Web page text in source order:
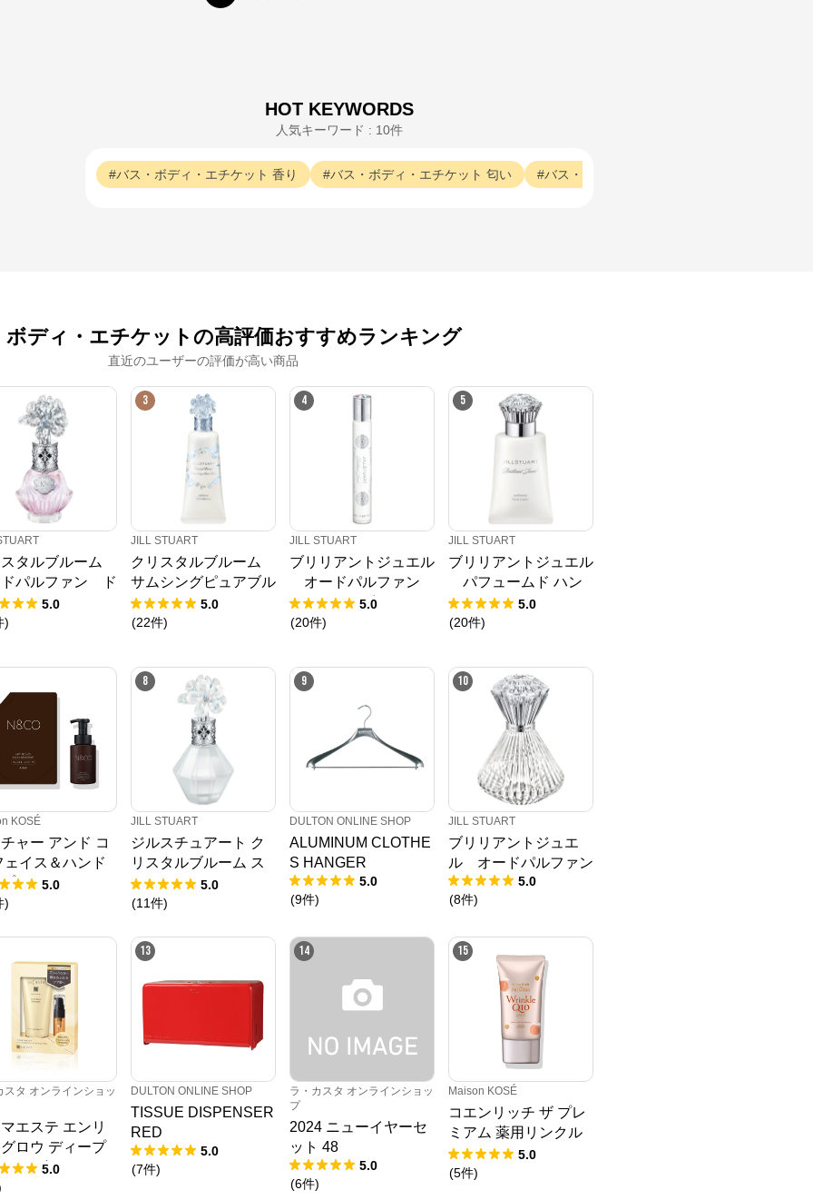
HOT KEYWORDS
人気キーワード : 10件
バス・ボディ・エチケット 香り バス・ボディ・エチケット 匂い バス・ボディ・エチケット
ボディ・エチケットの高評価おすすめランキング
直近のユーザーの評価が高い商品
タルブルーム
パルファン ド
エディション
5.0
)
3
JILL STUART
クリスタルブルーム
サムシングピュアブル
ー パフュームド ハン
ド エッセンス
5.0
(22件)
4
JILL STUART
ブリリアントジュエル
オードパルファン
ローラーボール
5.0
(20件)
5
JILL STUART
ブリリアントジュエル
パフュームド ハン
ドクリーム5.0
(20件)
KOSÉ
ャー アンド コ
ェイス＆ハンド
＜2L つめかえ
300mLつめか
5.0
)
8
JILL STUART
ジルスチュアート ク
リスタルブルーム ス
ノー オードパルファ
ン
5.0
(11件)
9
DULTON ONLINE SHOP
ALUMINUM CLOTHE
S HANGER
5.0
(9件)
10
JILL STUART
ブリリアントジュエ
ル オードパルファン
5.0
(8件)
スタ オンラインショッ
エステ エンリ
ロウ ディープ
デビューセッ
5.0
13
DULTON ONLINE SHOP
TISSUE DISPENSER
RED
5.0
(7件)
14
ラ・カスタ オンラインショッ
プ
2024 ニューイヤーセ
ット 48
5.0
(6件)
15
Maison KOSÉ
コエンリッチ ザ プレ
ミアム 薬用リンクル
ホワイト ハンドクリ
ーム 蜜桃の香り
5.0
(5件)
する商品情報をはじめ、キャンペーン情報や毎日の美活動に役立つ情報をお届
け。また、コーセー商品をご購入いただくことができます。